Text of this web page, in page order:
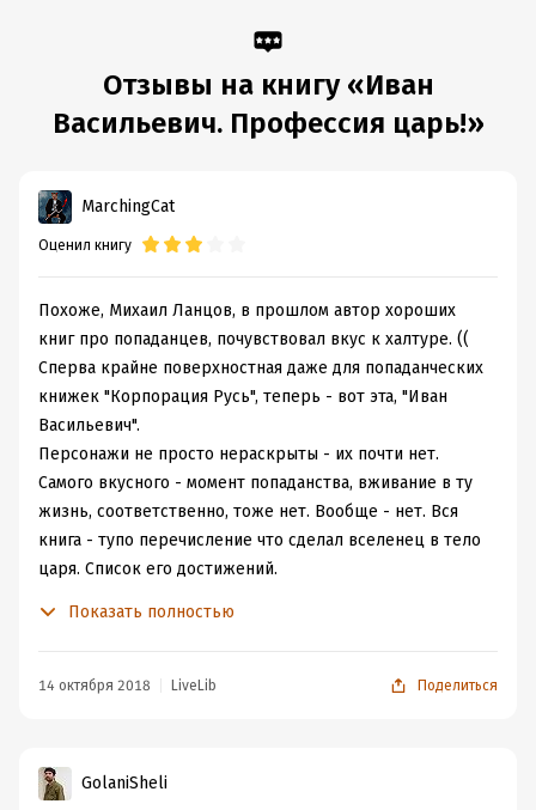
Отзывы на книгу «Иван
Васильевич. Профессия царь!»
MarchingCat
Оценил книгу
Похоже, Михаил Ланцов, в прошлом автор хороших
книг про попаданцев, почувствовал вкус к халтуре. ((
Сперва крайне поверхностная даже для попаданческих
книжек "Корпорация Русь", теперь - вот эта, "Иван
Васильевич".
Персонажи не просто нераскрыты - их почти нет.
Самого вкусного - момент попаданства, вживание в ту
жизнь, соответственно, тоже нет. Вообще - нет. Вся
книга - тупо перечисление что сделал вселенец в тело
царя. Список его достижений.
Поймите, не "сказка" как у Поселягина, не "плохо
Да простит меня автор, ибо сам виноват, я более
голосовать рублём за его книги (то есть - покупать) не
Показать полностью
14 октября 2018 LiveLib Поделиться
GolaniSheli